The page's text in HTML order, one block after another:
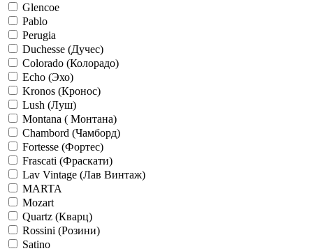
Glencoe
Pablo
Perugia
Duchesse (Дучес)
Colorado (Колорадо)
Echo (Эхо)
Kronos (Кронос)
Lush (Луш)
Montana ( Монтана)
Chambord (Чамборд)
Fortesse (Фортес)
Frascati (Фраскати)
Lav Vintage (Лав Винтаж)
MARTA
Mozart
Quartz (Кварц)
Rossini (Розини)
Satino